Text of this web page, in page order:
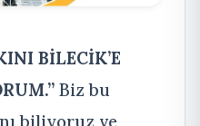
BİLECİK’E
Biz bu
biliyoruz ve